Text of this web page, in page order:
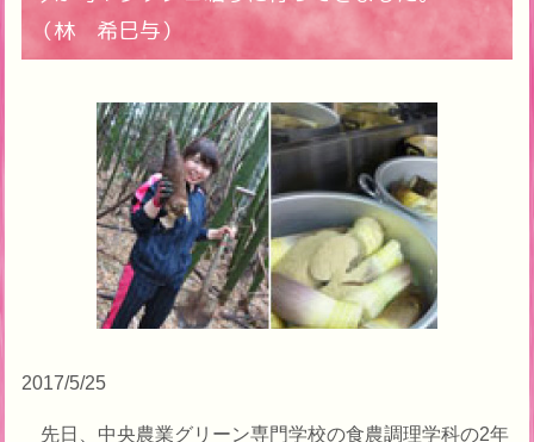
（林 希巳与）
2017/5/25
先日、中央農業グリーン専門学校の食農調理学科の2年